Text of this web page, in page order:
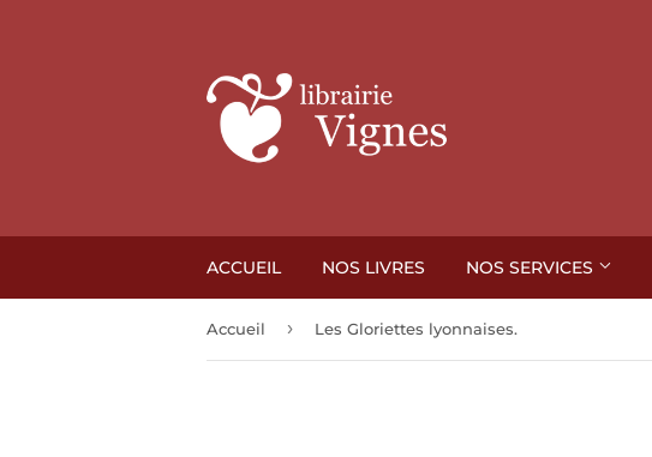
ACCUEIL NOS LIVRES NOS SERVICES
Accueil › Les Gloriettes lyonnaises.